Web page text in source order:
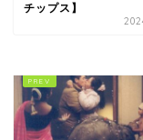
チップス】